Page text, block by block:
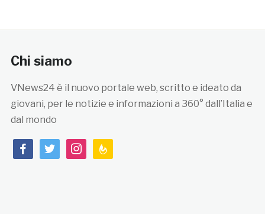
Chi siamo
VNews24 è il nuovo portale web, scritto e ideato da
giovani, per le notizie e informazioni a 360° dall’Italia e
dal mondo
facebooktwitterinstagramfeedburner